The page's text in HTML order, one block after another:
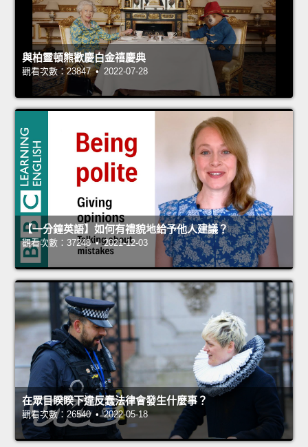
與柏靈頓熊歡慶白金禧慶典
觀看次數：23847 • 2022-07-28
【一分鐘英語】如何有禮貌地給予他人建議？
觀看次數：37248 • 2021-12-03
在眾目睽睽下違反蠢法律會發生什麼事？
觀看次數：26540 • 2022-05-18